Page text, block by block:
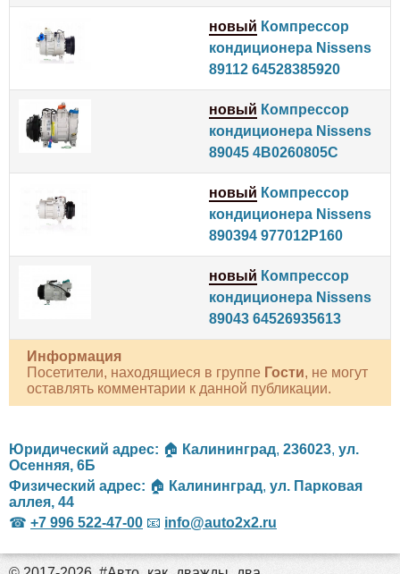
новый Компрессор
кондиционера Nissens
89112 64528385920
новый Компрессор
кондиционера Nissens
89045 4B0260805C
новый Компрессор
кондиционера Nissens
890394 977012P160
новый Компрессор
кондиционера Nissens
89043 64526935613
Информация
Посетители, находящиеся в группе Гости, не могут
оставлять комментарии к данной публикации.
Юридический адрес: 🏠 Калининград, 236023, ул.
Осенняя, 6Б
Физический адрес: 🏠 Калининград, ул. Парковая
аллея, 44
☎ +7 996 522-47-00 📧 info@auto2x2.ru